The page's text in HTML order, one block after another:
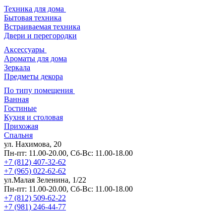
Техника для дома
Бытовая техника
Встраиваемая техника
Двери и перегородки
Аксессуары
Ароматы для дома
Зеркала
Предметы декора
По типу помещения
Ванная
Гостиные
Кухня и столовая
Прихожая
Спальня
ул. Нахимова, 20
Пн-пт: 11.00-20.00, Сб-Вс: 11.00-18.00
+7 (812) 407-32-62
+7 (965) 022-62-62
ул.Малая Зеленина, 1/22
Пн-пт: 11.00-20.00, Сб-Вс: 11.00-18.00
+7 (812) 509-62-22
+7 (981) 246-44-77